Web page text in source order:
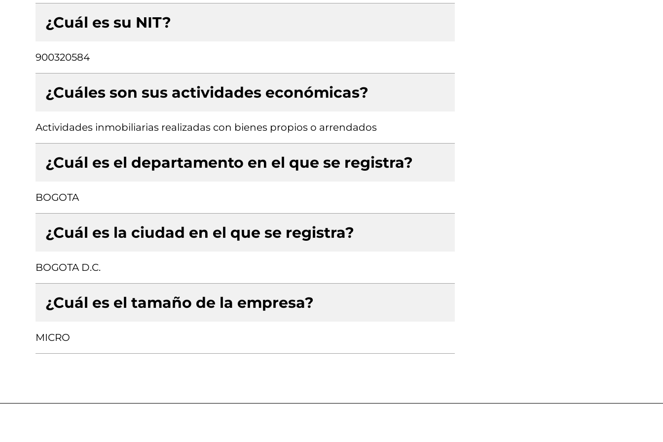
¿Cuál es su NIT?
900320584
¿Cuáles son sus actividades económicas?
Actividades inmobiliarias realizadas con bienes propios o arrendados
¿Cuál es el departamento en el que se registra?
BOGOTA
¿Cuál es la ciudad en el que se registra?
BOGOTA D.C.
¿Cuál es el tamaño de la empresa?
MICRO